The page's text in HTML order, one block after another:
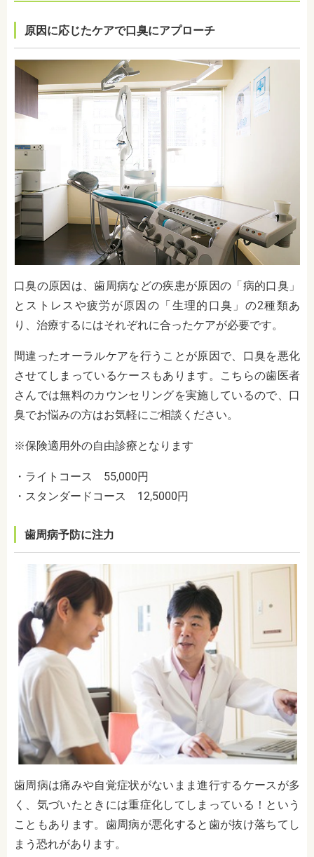
原因に応じたケアで口臭にアプローチ
口臭の原因は、歯周病などの疾患が原因の「病的口臭」
とストレスや疲労が原因の「生理的口臭」の2種類あ
り、治療するにはそれぞれに合ったケアが必要です。
間違ったオーラルケアを行うことが原因で、口臭を悪化
させてしまっているケースもあります。こちらの歯医者
さんでは無料のカウンセリングを実施しているので、口
臭でお悩みの方はお気軽にご相談ください。
※保険適用外の自由診療となります
・ライトコース 55,000円
・スタンダードコース 12,5000円
歯周病予防に注力
歯周病は痛みや自覚症状がないまま進行するケースが多
く、気づいたときには重症化してしまっている！という
こともあります。歯周病が悪化すると歯が抜け落ちてし
まう恐れがあります。